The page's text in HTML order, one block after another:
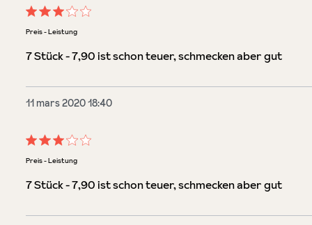
Évaluation avec une note de 3 sur 5 étoiles
Preis - Leistung
7 Stück - 7,90 ist schon teuer, schmecken aber gut
11 mars 2020 18:40
Évaluation avec une note de 3 sur 5 étoiles
Preis - Leistung
7 Stück - 7,90 ist schon teuer, schmecken aber gut